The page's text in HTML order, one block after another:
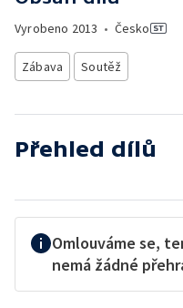
Vyrobeno 2013 • Česko
Zábava Soutěž
Přehled dílů
Omlouváme se,
nemá žádné